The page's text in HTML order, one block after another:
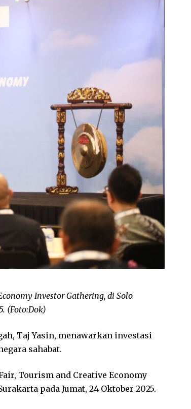
Investor Gathering, di Solo
(Foto:Dok)
Taj Yasin, menawarkan investasi
sahabat.
Tourism and Creative Economy
pada Jumat, 24 Oktober 2025.